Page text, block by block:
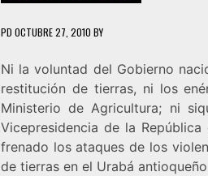
PD OCTUBRE 27, 2010 BY
Ni la voluntad del Gobierno
restitución de tierras, ni los
Ministerio de Agricultura; ni
Vicepresidencia de la
frenado los ataques de los
de tierras en el Urabá